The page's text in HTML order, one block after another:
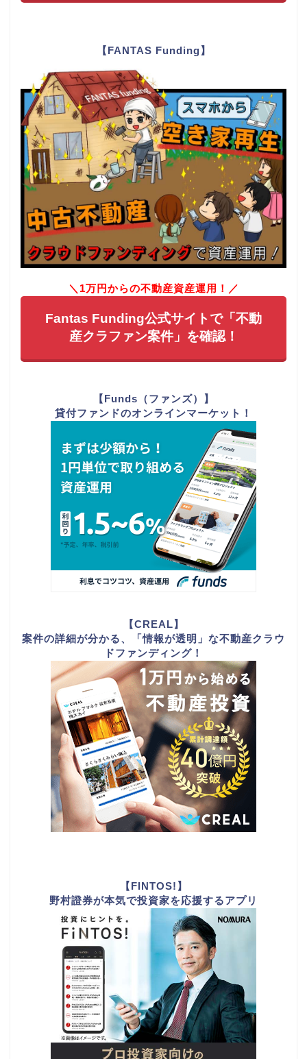
【FANTAS Funding】
＼1万円からの不動産資産運用！／
Fantas Funding公式サイトで「不動
産クラファン案件」を確認！
【Funds（ファンズ）】
貸付ファンドのオンラインマーケット！
【CREAL】
案件の詳細が分かる、「情報が透明」な不動産クラウ
ドファンディング！
【FINTOS!】
野村證券が本気で投資家を応援するアプリ